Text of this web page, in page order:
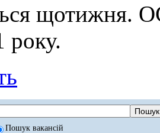
року.
Пошук вакансій